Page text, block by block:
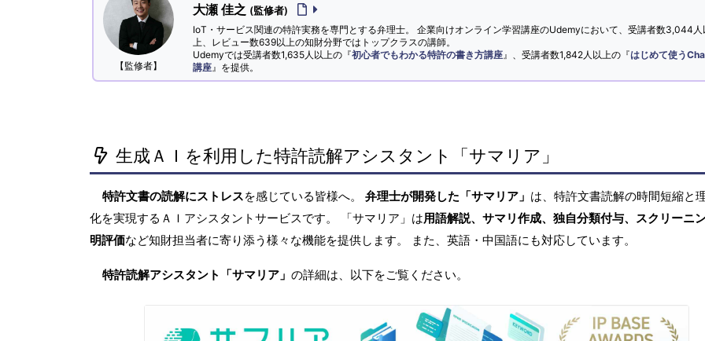
【監修者】
大瀬 佳之 (監修者)
IoT・サービス関連の特許実務を専門とする弁理士。 企業向けオンライン学習講座のUdemyにおいて、受講者数3,044人
上、レビュー数639以上の知財分野ではトップクラスの講師。
Udemyでは受講者数1,635人以上の『初心者でもわかる特許の書き方講座 』、受講者数1,842人以上の『はじめて使う
講座 』を提供。
生成ＡＩを利用した特許読解アシスタント「サマリア」
特許文書の読解にストレスを感じている皆様へ。 弁理士が開発した「サマリア」 は、特許文書読解の時間短縮と
化を実現するＡＩアシスタントサービスです。 「サマリア」は用語解説、サマリ作成、独自分類付与、スクリーニ
明評価など知財担当者に寄り添う様々な機能を提供します。 また、英語・中国語にも対応しています。
特許読解アシスタント「サマリア」 の詳細は、以下をご覧ください。